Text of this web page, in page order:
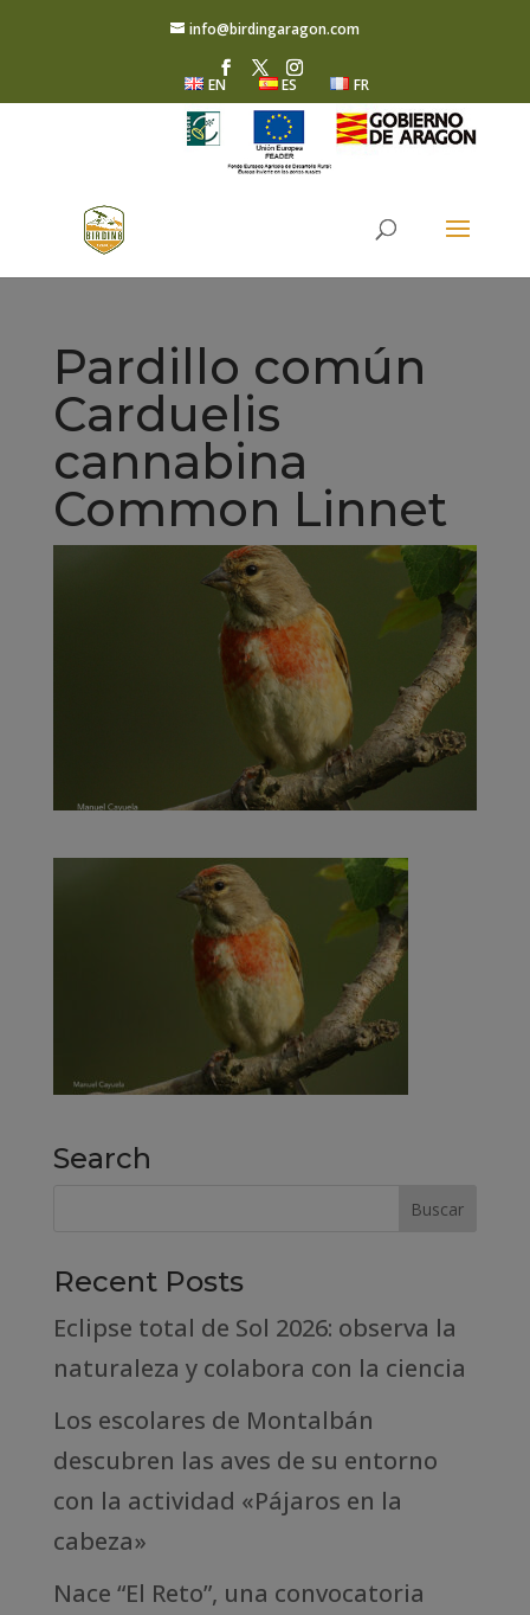
info@birdingaragon.com
EN ES FR
Pardillo común
Carduelis
cannabina
Common Linnet
Search
Recent Posts
Eclipse total de Sol 2026: observa la
naturaleza y colabora con la ciencia
Los escolares de Montalbán
descubren las aves de su entorno
con la actividad «Pájaros en la
cabeza»
Nace “El Reto”, una convocatoria